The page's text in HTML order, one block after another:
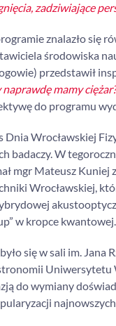
zadziwiające
znalazło się
środowiska
przedstawił
naprawdę mamy
do programu
Dnia Wrocławskiej
badaczy. W
mgr Mateusz Kuniej
Wrocławskiej,
w kropce kwantowej.
się w sali im. Jana
Uniwersytetu
do wymiany